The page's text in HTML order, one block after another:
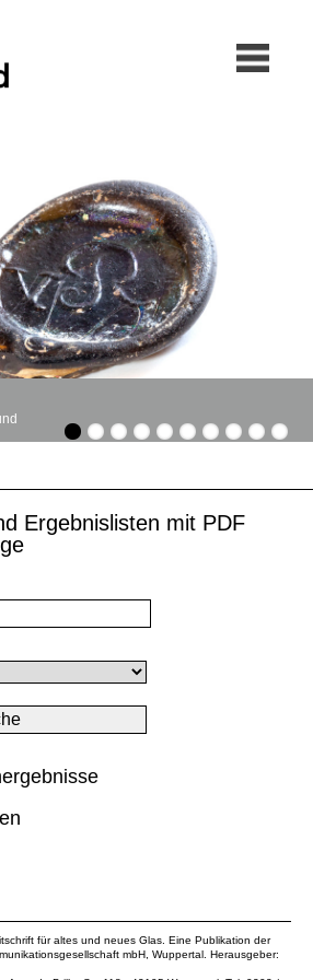
Ergebnislisten mit PDF
für altes und neues Glas. Eine Publikation der
mbH , Wuppertal. Herausgeber: